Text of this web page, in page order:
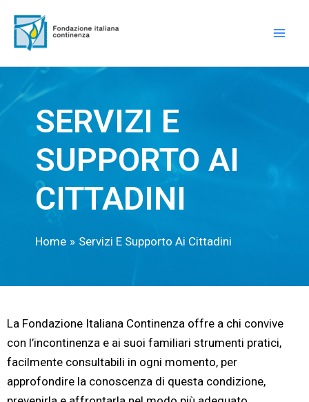
contenuto
SERVIZI E
SUPPORTO AI
CITTADINI
Home Servizi E Supporto Ai Cittadini
La Fondazione Italiana Continenza offre a chi convive
con l’incontinenza e ai suoi familiari strumenti pratici,
facilmente consultabili in ogni momento, per
approfondire la conoscenza di questa condizione,